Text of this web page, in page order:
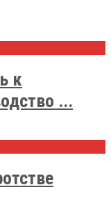
к
...